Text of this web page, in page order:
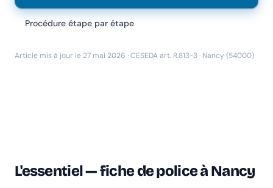
Procédure étape par étape
Article mis à jour le 27 mai 2026 · CESEDA art. R.813-3 · Nancy (54000)
L'essentiel — fiche de police à Nancy